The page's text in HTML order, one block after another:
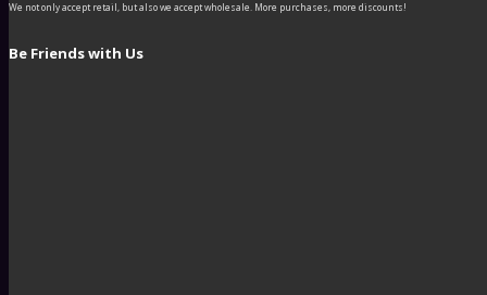
We not only accept retail, but also we accept wholesale. More purchases, more discounts!
Be Friends with Us